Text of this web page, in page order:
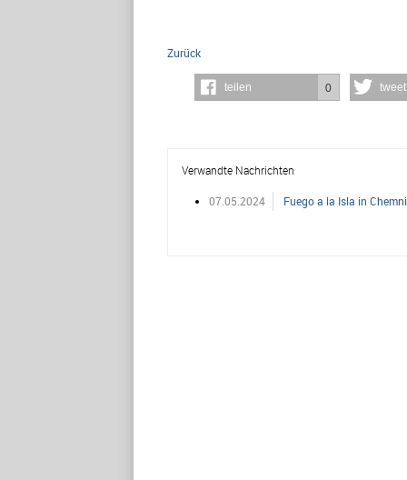
Zurück
teilen 0 tweet
Verwandte Nachrichten
07.05.2024 Fuego a la Isla in